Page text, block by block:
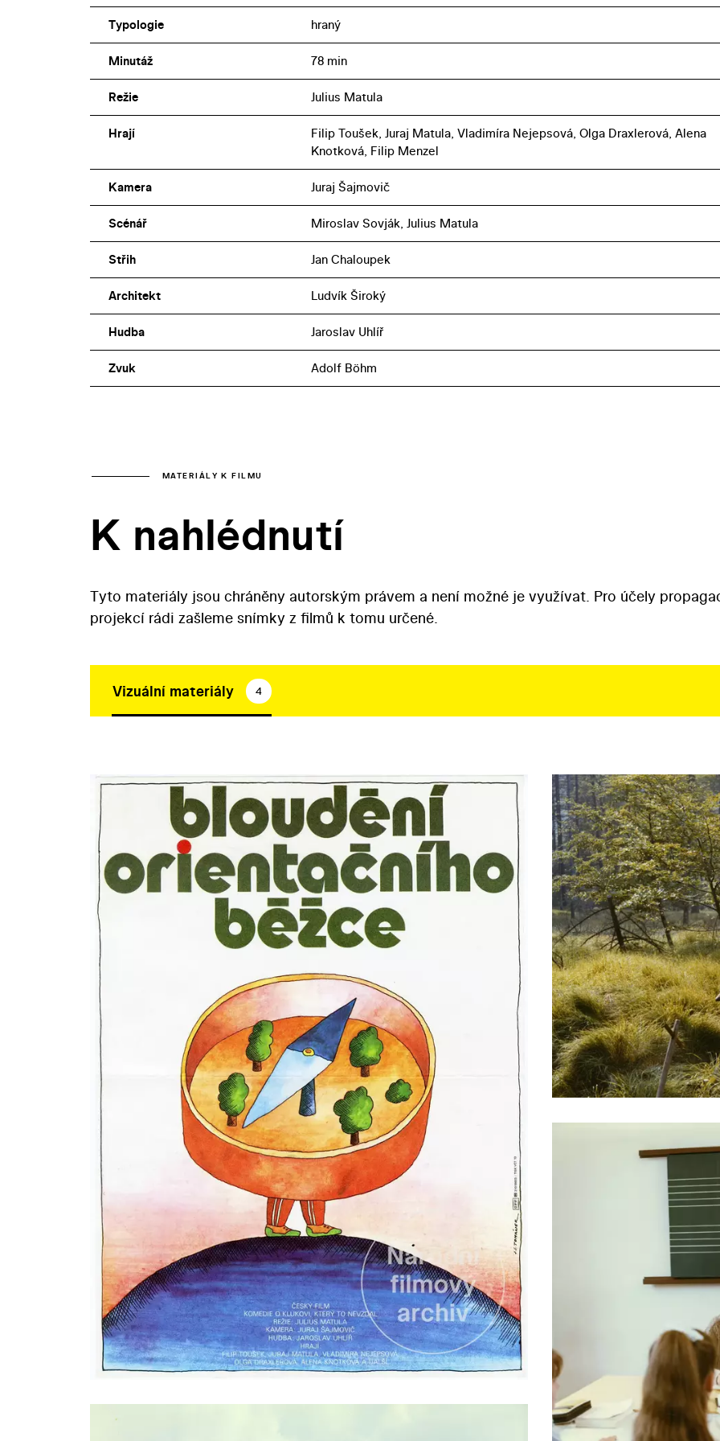
Typologie hraný
Minutáž 78 min
Režie Julius Matula
Hrají
Filip Toušek, Juraj Matula, Vladimíra Nejepsová, Olga Draxlerová, Alena
Knotková, Filip Menzel
Kamera Juraj Šajmovič
Scénář Miroslav Sovják, Julius Matula
Střih Jan Chaloupek
Architekt Ludvík Široký
Hudba Jaroslav Uhlíř
Zvuk Adolf Böhm
MATERIÁLY K FILMU
K nahlédnutí
Tyto materiály jsou chráněny autorským právem a není možné je využívat. Pro účely
projekcí rádi zašleme snímky z filmů k tomu určené.
Vizuální materiály 4